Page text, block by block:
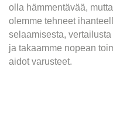
olla hämmentävää,
olemme tehneet
selaamisesta,
ja takaamme nopean
aidot varusteet.